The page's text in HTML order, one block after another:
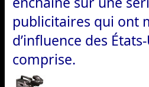
publicitaires qui ont
d’influence des
comprise.